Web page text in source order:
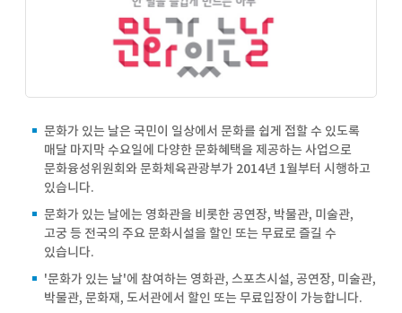
문화가 있는 날은 국민이 일상에서 문화를 쉽게 접할 수 있도록
매달 마지막 수요일에 다양한 문화혜택을 제공하는 사업으로
문화융성위원회와 문화체육관광부가 2014년 1월부터 시행하고
있습니다.
문화가 있는 날에는 영화관을 비롯한 공연장, 박물관, 미술관,
고궁 등 전국의 주요 문화시설을 할인 또는 무료로 즐길 수
있습니다.
'문화가 있는 날'에 참여하는 영화관, 스포츠시설, 공연장, 미술관,
박물관, 문화재, 도서관에서 할인 또는 무료입장이 가능합니다.